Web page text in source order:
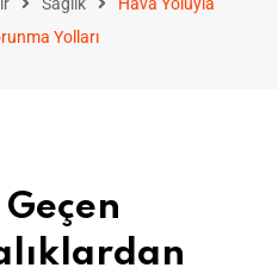
Yolları